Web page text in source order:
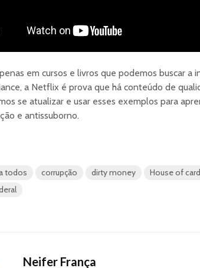
em cursos e livros que podemos buscar a
a Netflix é prova que há conteúdo de
se atualizar e usar esses exemplos para
e antissuborno.
todos corrupção dirty money House of
Neifer França